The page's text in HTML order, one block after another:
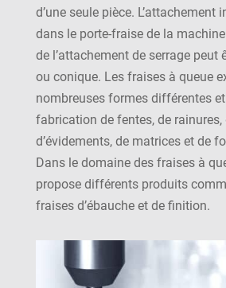
d’une seule pièce. L’attachement
dans le porte-fraise de la
de l’attachement de serrage peut
ou conique. Les fraises à queue
nombreuses formes différentes
fabrication de fentes, de rainures,
d’évidements, de matrices et de
Dans le domaine des fraises à
propose différents produits
fraises d’ébauche et de finition.